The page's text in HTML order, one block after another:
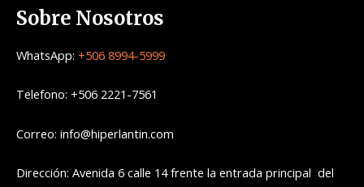
Sobre Nosotros
WhatsApp: +506 8994-5999
Telefono: +506 2221-7561
Correo: info@hiperlantin.com
Dirección: Avenida 6 calle 14 frente la entrada principal del